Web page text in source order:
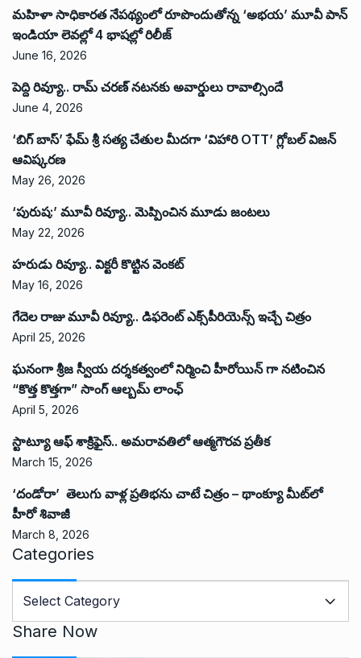
మహిళా సాధికారత నేపథ్యంలో రూపొందుతోన్న ‘అభ‌య‌’ మూవీ పాన్
ఇండియా లెవ‌ల్లో 4 భాష‌ల్లో రిలీజ్
June 16, 2026
పెద్ది రివ్యూ.. రామ్ చరణ్ నటనకు అవార్డులు రావాల్సిందే
June 4, 2026
‘బిగ్ బాస్’ ఫేమ్ శ్రీ సత్య చేతుల మీదగా ‘విహారి OTT’ గ్లోబల్ విజన్
ఆవిష్కరణ
May 26, 2026
‘పురుష:’ మూవీ రివ్యూ.. మెప్పించిన మూడు జంటలు
May 22, 2026
హరుడు రివ్యూ.. విక్టరీ కొట్టిన వెంకట్
May 16, 2026
గేదెల రాజు మూవీ రివ్యూ.. డిఫరెంట్ ఎక్స్‌పీరియెన్స్ ఇచ్చే చిత్రం
April 25, 2026
ఘనంగా శ్రీజ స్వీయ దర్శకత్వంలో నిర్మించి హీరోయిన్ గా నటించిన
“కొత్త కొత్తగా” సాంగ్ ఆల్బమ్ లాంఛ్
April 5, 2026
స్టాట్యూ ఆఫ్ శాక్రిఫైస్.. అమరావతిలో ఆత్మగౌరవ ప్రతీక
March 15, 2026
‘దండోరా’ తెలుగు వాళ్ల ప్రతిభను చాటే చిత్రం – థాంక్యూ మీట్‌లో
హీరో శివాజీ
March 8, 2026
Categories
tShare Now